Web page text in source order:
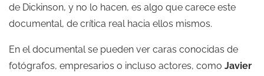
de Dickinson, y no lo hacen, es algo que carece este
documental, de crítica real hacia ellos mismos.
En el documental se pueden ver caras conocidas de
fotógrafos, empresarios o incluso actores, como Javier